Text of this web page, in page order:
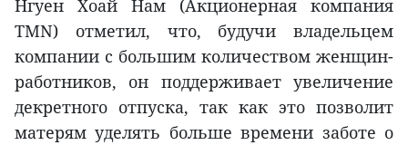
Нгуен Хоай Нам (Акционерная компания
TMN) отметил, что, будучи владельцем
компании с большим количеством женщин-
работников, он поддерживает увеличение
декретного отпуска, так как это позволит
матерям уделять больше времени заботе о